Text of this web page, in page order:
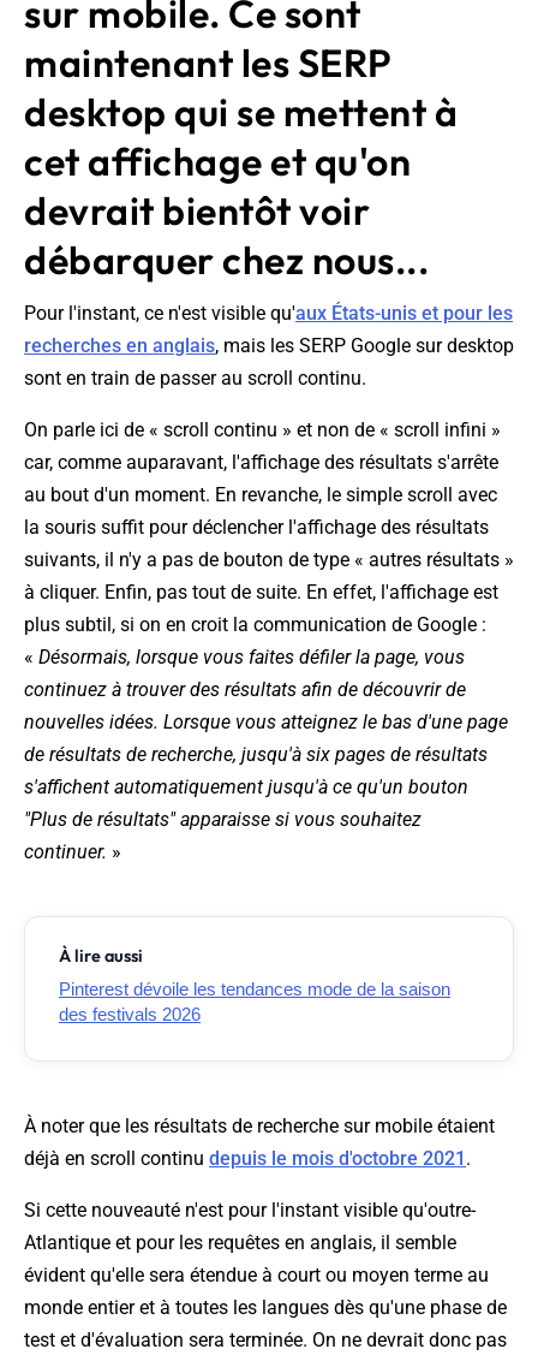
sur mobile. Ce sont
maintenant les SERP
desktop qui se mettent à
cet affichage et qu'on
devrait bientôt voir
débarquer chez nous...
Pour l'instant, ce n'est visible qu'aux États-unis et pour les
recherches en anglais, mais les SERP Google sur desktop
sont en train de passer au scroll continu.
On parle ici de « scroll continu » et non de « scroll infini »
car, comme auparavant, l'affichage des résultats s'arrête
au bout d'un moment. En revanche, le simple scroll avec
la souris suffit pour déclencher l'affichage des résultats
suivants, il n'y a pas de bouton de type « autres résultats »
à cliquer. Enfin, pas tout de suite. En effet, l'affichage est
plus subtil, si on en croit la communication de Google :
« Désormais, lorsque vous faites défiler la page, vous
continuez à trouver des résultats afin de découvrir de
nouvelles idées. Lorsque vous atteignez le bas d'une page
de résultats de recherche, jusqu'à six pages de résultats
s'affichent automatiquement jusqu'à ce qu'un bouton
"Plus de résultats" apparaisse si vous souhaitez
continuer. »
À lire aussi
Pinterest dévoile les tendances mode de la saison
des festivals 2026
À noter que les résultats de recherche sur mobile étaient
déjà en scroll continu depuis le mois d'octobre 2021 .
Si cette nouveauté n'est pour l'instant visible qu'outre-
Atlantique et pour les requêtes en anglais, il semble
évident qu'elle sera étendue à court ou moyen terme au
monde entier et à toutes les langues dès qu'une phase de
test et d'évaluation sera terminée. On ne devrait donc pas